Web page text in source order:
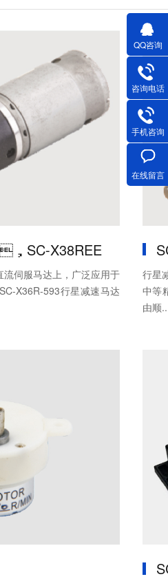
SC-X38REE
服马达上，广泛应用于
SC-X36R-593行星减速马达
行星
中等
由顺
QQ咨询
咨询电话
手机咨询
在线留言